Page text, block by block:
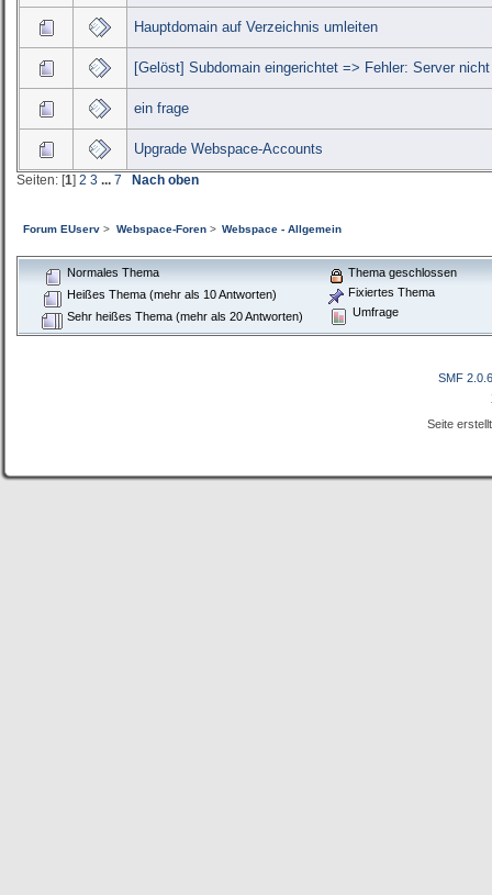
Hauptdomain auf Verzeichnis umleiten
[Gelöst] Subdomain eingerichtet => Fehler: Server
ein frage
Upgrade Webspace-Accounts
Seiten: [1] 2 3 ... 7 Nach oben
Forum EUserv > Webspace-Foren> Webspace - Allgemein
Normales Thema
Heißes Thema (mehr als 10 Antworten)
Sehr heißes Thema (mehr als 20 Antworten)
Thema geschlossen
Fixiertes Thema
Umfrage
SMF 2.0.6
Seite